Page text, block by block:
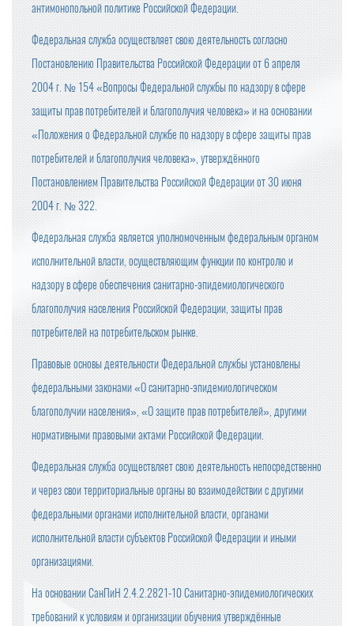
антимонопольной политике Российской Федерации.
Федеральная служба осуществляет свою деятельность согласно
Постановлению Правительства Российской Федерации от 6 апреля
2004 г. № 154 «Вопросы Федеральной службы по надзору в сфере
защиты прав потребителей и благополучия человека» и на основании
«Положения о Федеральной службе по надзору в сфере защиты прав
потребителей и благополучия человека», утверждённого
Постановлением Правительства Российской Федерации от 30 июня
2004 г. № 322.
Федеральная служба является уполномоченным федеральным органом
исполнительной власти, осуществляющим функции по контролю и
надзору в сфере обеспечения санитарно-эпидемиологического
благополучия населения Российской Федерации, защиты прав
потребителей на потребительском рынке.
Правовые основы деятельности Федеральной службы установлены
федеральными законами «О санитарно-эпидемиологическом
благополучии населения», «О защите прав потребителей», другими
нормативными правовыми актами Российской Федерации.
Федеральная служба осуществляет свою деятельность непосредственно
и через свои территориальные органы во взаимодействии с другими
федеральными органами исполнительной власти, органами
исполнительной власти субъектов Российской Федерации и иными
организациями.
На основании СанПиН 2.4.2.2821-10 Санитарно-эпидемиологических
требований к условиям и организации обучения утверждённые